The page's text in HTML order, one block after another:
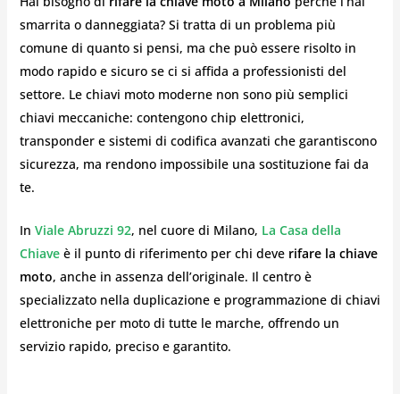
smarrita o danneggiata? Si tratta di un problema più
comune di quanto si pensi, ma che può essere risolto in
modo rapido e sicuro se ci si affida a professionisti del
settore. Le chiavi moto moderne non sono più semplici
chiavi meccaniche: contengono chip elettronici,
transponder e sistemi di codifica avanzati che garantiscono
sicurezza, ma rendono impossibile una sostituzione fai da
te.
In Viale Abruzzi 92, nel cuore di Milano, La Casa della
Chiave è il punto di riferimento per chi deve rifare la chiave
moto, anche in assenza dell’originale. Il centro è
specializzato nella duplicazione e programmazione di chiavi
elettroniche per moto di tutte le marche, offrendo un
servizio rapido, preciso e garantito.